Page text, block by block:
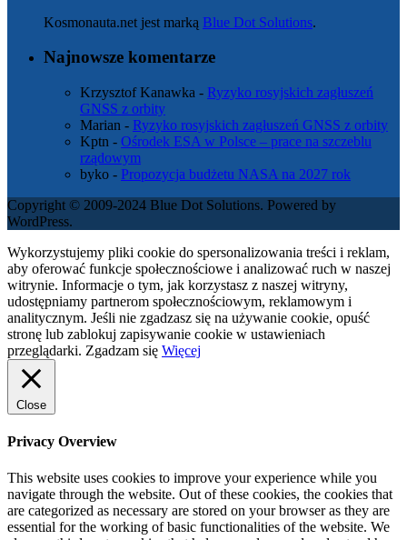
Kosmonauta.net jest marką Blue Dot Solutions.
Najnowsze komentarze
Krzysztof Kanawka - Ryzyko rosyjskich zagłuszeń
GNSS z orbity
Marian - Ryzyko rosyjskich zagłuszeń GNSS z orbity
Kptn - Ośrodek ESA w Polsce – prace na szczeblu
rządowym
byko - Propozycja budżetu NASA na 2027 rok
Copyright © 2009-2024 Blue Dot Solutions. Powered by
WordPress.
Wykorzystujemy pliki cookie do spersonalizowania treści i reklam,
aby oferować funkcje społecznościowe i analizować ruch w naszej
witrynie. Informacje o tym, jak korzystasz z naszej witryny,
udostępniamy partnerom społecznościowym, reklamowym i
analitycznym. Jeśli nie zgadzasz się na używanie cookie, opuść
stronę lub zablokuj zapisywanie cookie w ustawieniach
przeglądarki. Zgadzam się Więcej
Close
Privacy Overview
This website uses cookies to improve your experience while you
navigate through the website. Out of these cookies, the cookies that
are categorized as necessary are stored on your browser as they are
essential for the working of basic functionalities of the website. We